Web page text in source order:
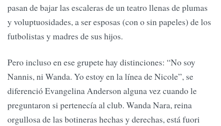
pasan de bajar las escaleras de un teatro llenas de plumas
y voluptuosidades, a ser esposas (con o sin papeles) de los
futbolistas y madres de sus hijos.
Pero incluso en ese grupete hay distinciones: “No soy
Nannis, ni Wanda. Yo estoy en la línea de Nicole”, se
diferenció Evangelina Anderson alguna vez cuando le
preguntaron si pertenecía al club. Wanda Nara, reina
orgullosa de las botineras hechas y derechas, está fuori